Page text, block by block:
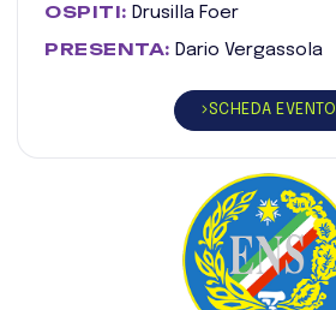
OSPITI: Drusilla Foer
PRESENTA: Dario Vergassola
SCHEDA EVENTO